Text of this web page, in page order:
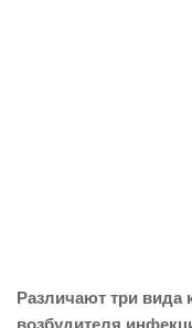
Различают три вида
возбудителя